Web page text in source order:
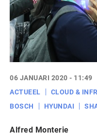
06 JANUARI 2020 - 11:49
ACTUEEL
CLOUD &
BOSCH
HYUNDAI
Alfred Monterie